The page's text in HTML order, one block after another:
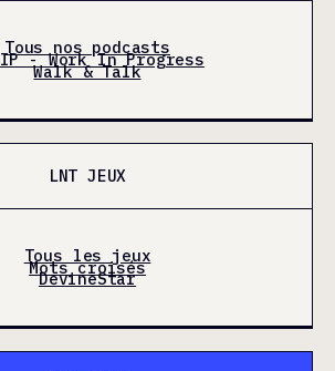
Tous nos podcasts
- Work In Progress
Walk & Talk
LNT JEUX
Tous les jeux
Mots croisés
DevineStar